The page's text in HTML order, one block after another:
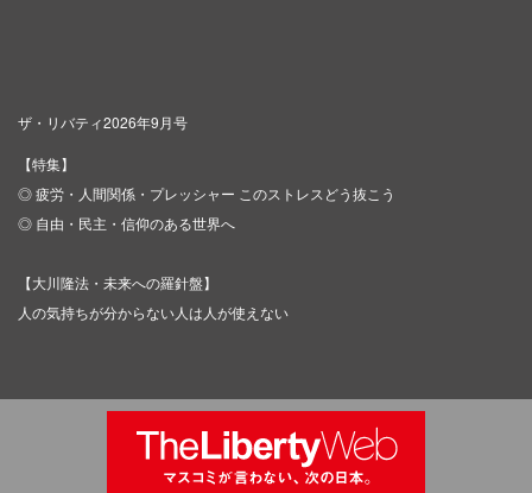
ザ・リバティ2026年9月号
【特集】
◎ 疲労・人間関係・プレッシャー このストレスどう抜こう
◎ 自由・民主・信仰のある世界へ
【大川隆法・未来への羅針盤】
人の気持ちが分からない人は人が使えない